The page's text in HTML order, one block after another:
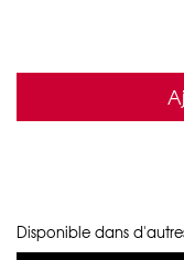
Disponible dans